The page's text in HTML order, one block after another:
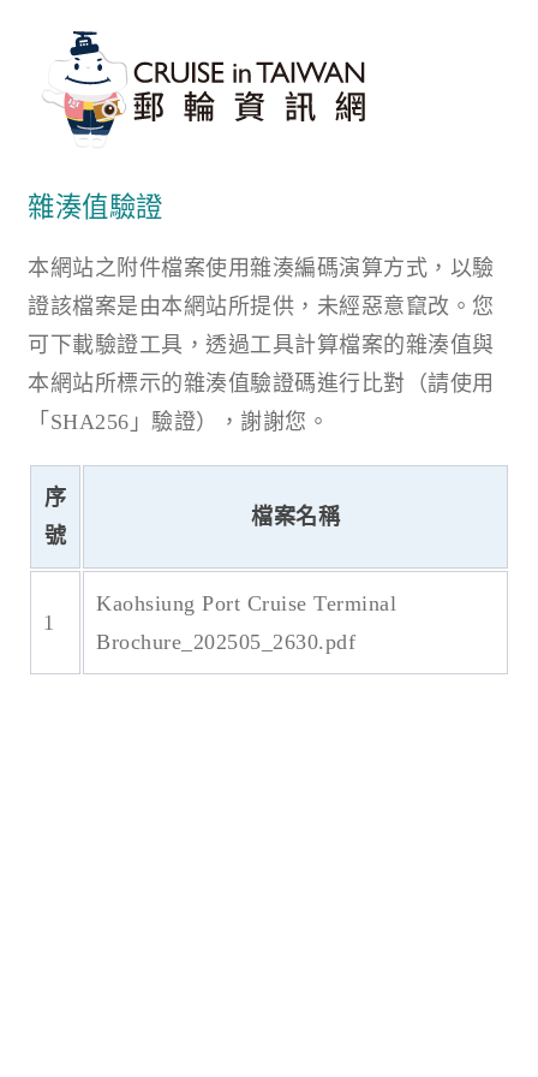
雜湊值驗證
本網站之附件檔案使用雜湊編碼演算方式，以驗
證該檔案是由本網站所提供，未經惡意竄改。您
可下載驗證工具，透過工具計算檔案的雜湊值與
本網站所標示的雜湊值驗證碼進行比對（請使用
「SHA256」驗證），謝謝您。
序
號
檔案名稱
1
Kaohsiung Port Cruise Terminal
Brochure_202505_2630.pdf